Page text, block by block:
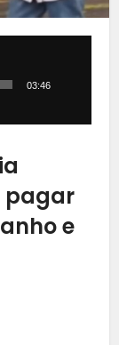
03:46
pagar
e